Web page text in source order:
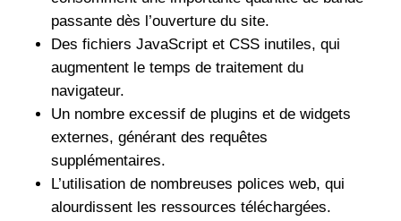
passante dès l’ouverture du site.
Des fichiers JavaScript et CSS inutiles, qui
augmentent le temps de traitement du
navigateur.
Un nombre excessif de plugins et de widgets
externes, générant des requêtes
supplémentaires.
L’utilisation de nombreuses polices web, qui
alourdissent les ressources téléchargées.